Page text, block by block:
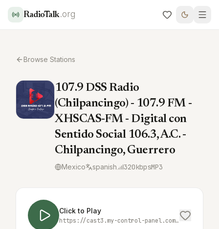
RadioTalk.org
Browse Stations
107.9 DSS Radio
(Chilpancingo) - 107.9 FM -
XHSCAS-FM - Digital con
Sentido Social 106.3, A.C. -
Chilpancingo, Guerrero
Mexico spanish 320kbpsMP3
Click to Play
https://cast3.my-control-panel.com/proxy/dssradio?mp=/;